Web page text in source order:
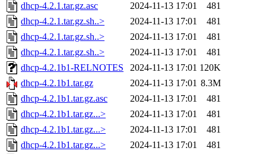
dhcp-4.2.1.tar.gz.asc
2024-11-13 17:01
481
dhcp-4.2.1.tar.gz.sh..>
2024-11-13 17:01
481
dhcp-4.2.1.tar.gz.sh..>
2024-11-13 17:01
481
dhcp-4.2.1.tar.gz.sh..>
2024-11-13 17:01
481
dhcp-4.2.1b1-RELNOTES
2024-11-13 17:01 120K
dhcp-4.2.1b1.tar.gz
2024-11-13 17:01 8.3M
dhcp-4.2.1b1.tar.gz.asc
2024-11-13 17:01
481
dhcp-4.2.1b1.tar.gz...>
2024-11-13 17:01
481
dhcp-4.2.1b1.tar.gz...>
2024-11-13 17:01
481
dhcp-4.2.1b1.tar.gz...>
2024-11-13 17:01
481